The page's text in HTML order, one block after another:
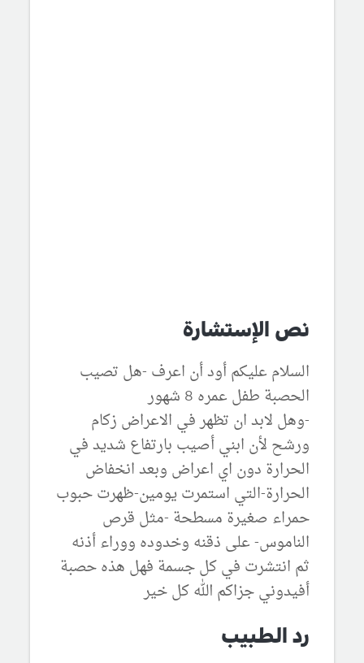
نص الإستشارة
السلام عليكم أود أن اعرف -هل تصيب
الحصبة طفل عمره 8 شهور
-وهل لابد ان تظهر في الاعراض زكام
ورشح لأن ابني أصيب بارتفاع شديد في
الحرارة دون اي اعراض وبعد انخفاض
الحرارة-التي استمرت يومين-ظهرت حبوب
حمراء صغيرة مسطحة -مثل قرص
الناموس- على ذقنه وخدوده ووراء أذنه
ثم انتشرت في كل جسمة فهل هذه حصبة
أفيدوني جزاكم الله كل خير
رد الطبيب